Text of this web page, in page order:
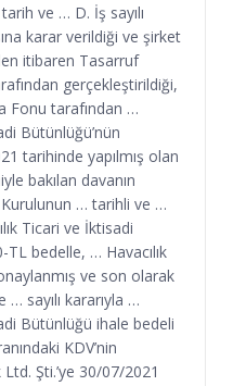
ve … D. İş sayılı
karar verildiği ve şirket
itibaren Tasarruf
gerçekleştirildiği,
Fonu tarafından …
Bütünlüğü’nün
tarihinde yapılmış olan
bakılan davanın
Kurulunun … tarihli ve …
Ticari ve İktisadi
TL bedelle, … Havacılık
ve son olarak
sayılı kararıyla …
Bütünlüğü ihale bedeli
KDV’nin
Şti.’ye 30/07/2021